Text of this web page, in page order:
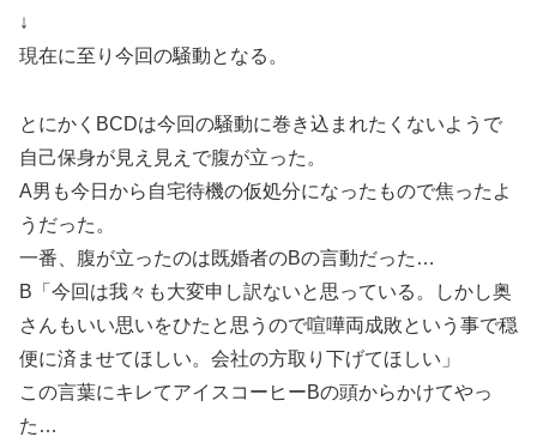
↓
現在に至り今回の騒動となる。
とにかくBCDは今回の騒動に巻き込まれたくないようで
自己保身が見え見えで腹が立った。
A男も今日から自宅待機の仮処分になったもので焦ったよ
うだった。
一番、腹が立ったのは既婚者のBの言動だった…
B「今回は我々も大変申し訳ないと思っている。しかし奥
さんもいい思いをひたと思うので喧嘩両成敗という事で穏
便に済ませてほしい。会社の方取り下げてほしい」
この言葉にキレてアイスコーヒーBの頭からかけてやっ
た…